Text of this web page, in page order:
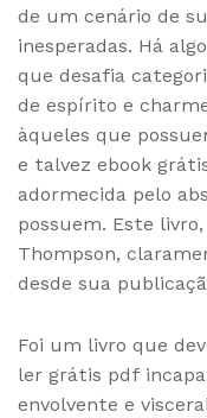
de um cenário de
inesperadas. Há
que desafia
de espírito e
àqueles que
e talvez ebook
adormecida pelo
possuem. Este
Thompson,
desde sua
Foi um livro que
ler grátis pdf
envolvente e